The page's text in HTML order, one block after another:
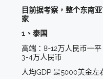
目前据考察，整个东南
家
1、泰国
高端：8-12万人民币一
3-4万人民币
人均GDP 是5000美金